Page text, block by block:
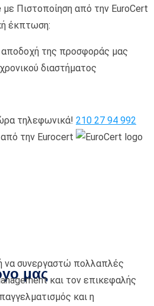
με Πιστοποίηση από την EuroCert
έκπτωση:
της προσφοράς μας
διαστήματος
τηλεφωνικά! 210 27 94 992
την Eurocert
μας
να συνεργαστώ πολλαπλές
και τον επικεφαλής
και η